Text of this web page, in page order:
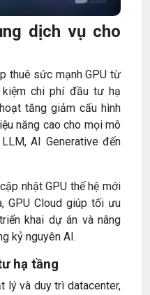
dịch vụ cho
thuê sức mạnh GPU từ
kiệm chi phí đầu tư hạ
tăng giảm cấu hình
năng cao cho mọi mô
AI Generative đến
nhật GPU thế hệ mới
GPU Cloud giúp tối ưu
khai dự án và nâng
kỷ nguyên AI.
hạ tầng
lý và duy trì datacenter,